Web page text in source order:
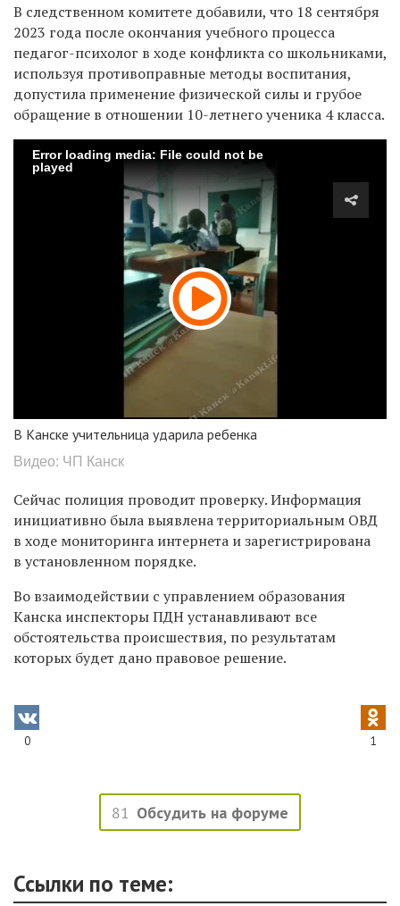
В следственном комитете добавили, что 18 сентября
2023 года после окончания учебного процесса
педагог-психолог в ходе конфликта со школьниками,
используя противоправные методы воспитания,
допустила применение физической силы и грубое
обращение в отношении 10-летнего ученика 4 класса.
Error loading media: File could not be
played
В Канске учительница ударила ребенка
Видео: ЧП Канск
Сейчас полиция проводит проверку.Информация
инициативно была выявлена территориальным ОВД
в ходе мониторинга интернета и зарегистрирована
в установленном порядке.
Во взаимодействии с управлением образования
Канска инспекторы ПДН устанавливают все
обстоятельства происшествия, по результатам
которых будет дано правовое решение.
0 1
81 Обсудить на форуме
Ссылки по теме: